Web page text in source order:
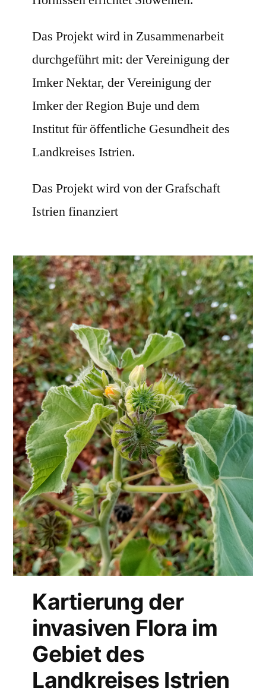
Das Projekt wird in Zusammenarbeit
durchgeführt mit: der Vereinigung der
Imker Nektar, der Vereinigung der
Imker der Region Buje und dem
Institut für öffentliche Gesundheit des
Landkreises Istrien.
Das Projekt wird von der Grafschaft
Istrien finanziert
Kartierung der
invasiven Flora im
Gebiet des
Landkreises Istrien